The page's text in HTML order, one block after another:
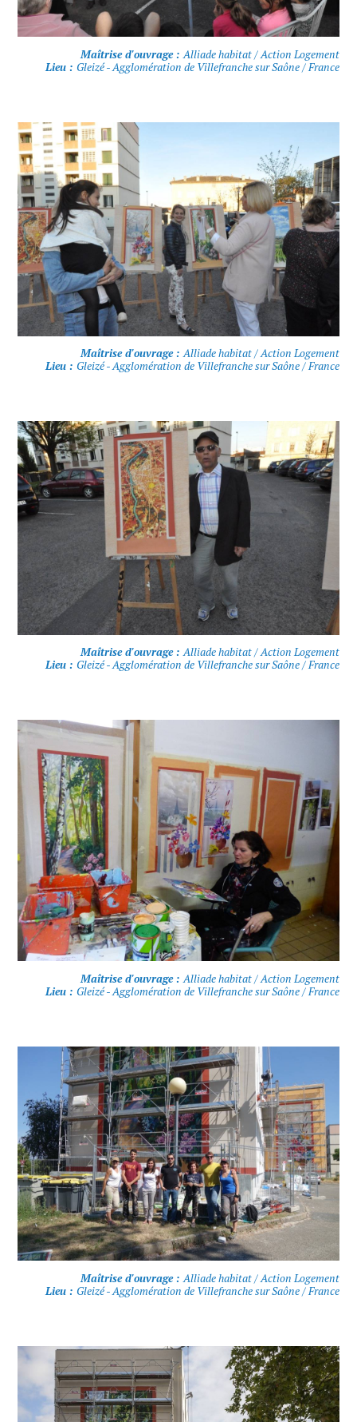
Maîtrise d'ouvrage :Alliade habitat / Action Logement
Lieu : Gleizé - Agglomération de Villefranche sur Saône / France
Maîtrise d'ouvrage :Alliade habitat / Action Logement
Lieu : Gleizé - Agglomération de Villefranche sur Saône / France
Maîtrise d'ouvrage :Alliade habitat / Action Logement
Lieu : Gleizé - Agglomération de Villefranche sur Saône / France
Maîtrise d'ouvrage :Alliade habitat / Action Logement
Lieu : Gleizé - Agglomération de Villefranche sur Saône / France
Maîtrise d'ouvrage :Alliade habitat / Action Logement
Lieu : Gleizé - Agglomération de Villefranche sur Saône / France